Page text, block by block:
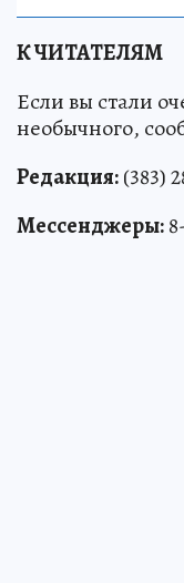
К ЧИТАТЕЛЯМ
Если вы стали
необычного,
Редакция:(383)
Мессенджеры: